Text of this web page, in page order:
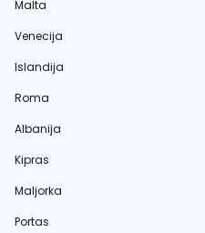
Malta
Venecija
Islandija
Roma
Albanija
Kipras
Maljorka
Portas